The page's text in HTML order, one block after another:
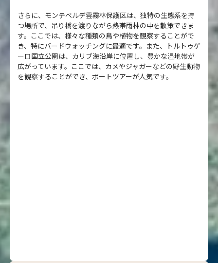
さらに、モンテベルデ雲霧林保護区は、独特の生態系を持
つ場所で、吊り橋を渡りながら熱帯雨林の中を散策できま
す。ここでは、様々な種類の鳥や植物を観察することがで
き、特にバードウォッチングに最適です。また、トルトゥゲ
ーロ国立公園は、カリブ海沿岸に位置し、豊かな湿地帯が
広がっています。ここでは、カメやジャガーなどの野生動物
を観察することができ、ボートツアーが人気です。